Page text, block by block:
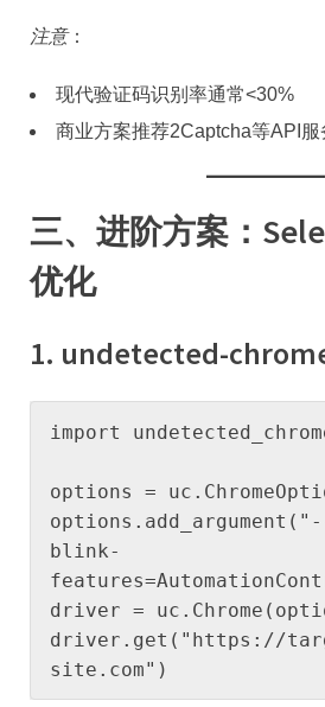
注意：
现代验证码识别率通常<30%
商业方案推荐2Captcha等API服
三、进阶方案：
优化​
​1. undetected-
import
options =
blink-
driver =
driver.get("https://
site.com")